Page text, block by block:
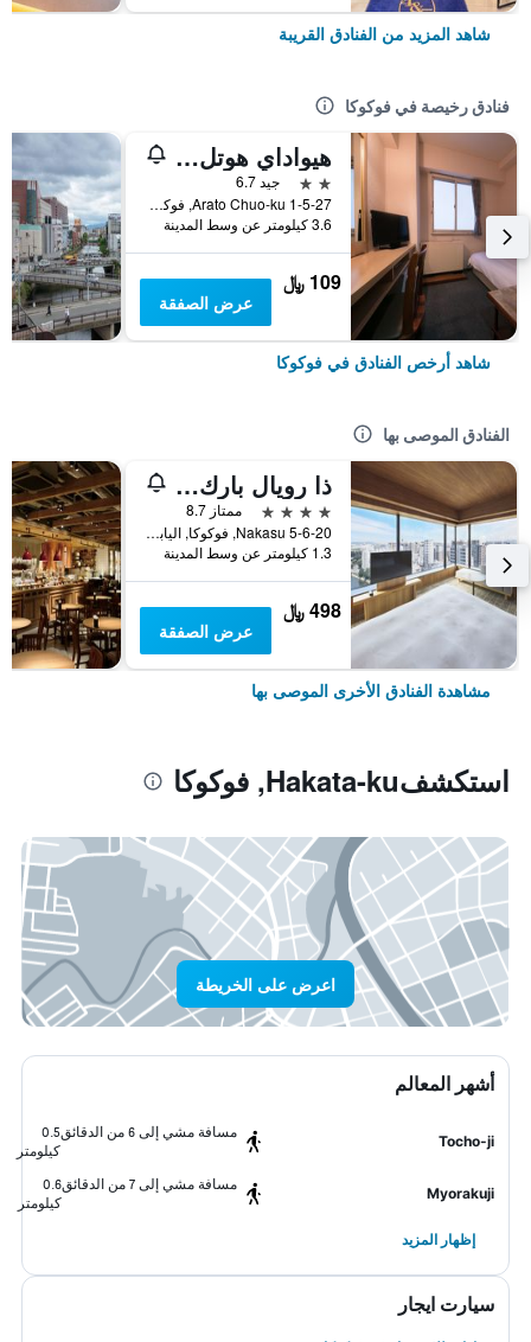
شاهد المزيد من الفنادق القريبة
فنادق رخيصة في فوكوكا
هيواداي هوتل أراتو
2 نجمتين
جيد 6.7
1-5-27 Arato Chuo-ku, فوكوكا, اليابان
3.6 كيلومتر عن وسط المدينة
109 ﷼
عرض الصفقة
شاهد أرخص الفنادق في فوكوكا
الفنادق الموصى بها
ذا رويال بارك كانفاس فوكوكا ناكاسو
4 نجوم
ممتاز 8.7
5-6-20 Nakasu, فوكوكا, اليابان
1.3 كيلومتر عن وسط المدينة
498 ﷼
عرض الصفقة
مشاهدة الفنادق الأخرى الموصى بها
استكشفHakata-ku, فوكوكا
اعرض على الخريطة
أشهر المعالم
Tocho-ji
مسافة مشي إلى 6 من الدقائق
0.5
كيلومتر
Myorakuji
مسافة مشي إلى 7 من الدقائق
0.6
كيلومتر
إظهار المزيد
سيارت ايجار